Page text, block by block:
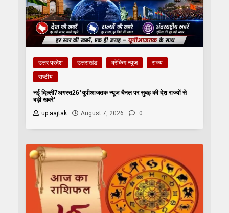
उत्तर प्रदेश उत्तराखंड ब्रेकिंग न्यूज़
राज्य
राष्टीय
नई दिल्ली7अगस्त26*यूपीआजतक न्यूज चैनल पर सुबह की देश राज्यों से
बड़ी खबरें*
up aajtak
August 7, 2026 0